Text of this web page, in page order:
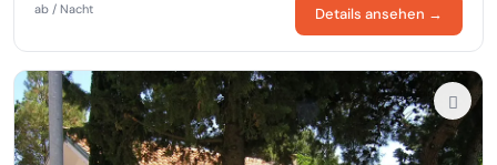
ab / Nacht Details ansehen →